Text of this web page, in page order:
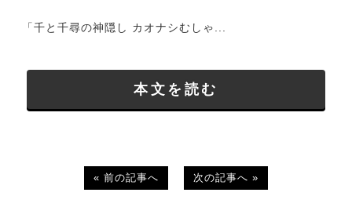
「千と千尋の神隠し カオナシむしゃ...
本文を読む
« 前の記事へ 次の記事へ »